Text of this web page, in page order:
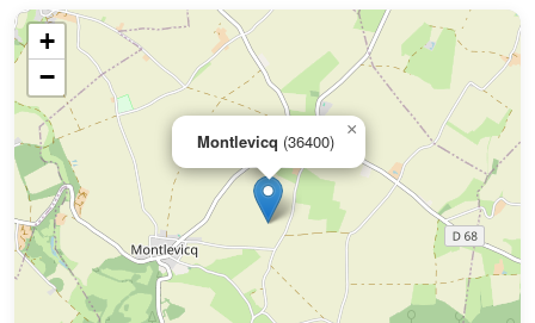
Montlevicq (36400)
×
+
−